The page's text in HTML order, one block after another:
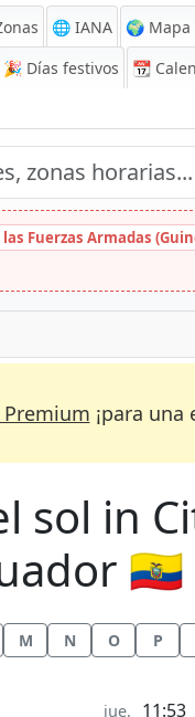
🌐 IANA 🌍 Mapa
🎉 Días festivos 📆
las Fuerzas Armadas
Premium ¡para
sol in
🇪🇨
M N O P
del sol in jue. 11:53